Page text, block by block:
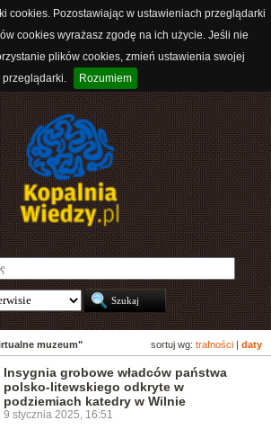
cookies. Pozostawiając w ustawieniach przeglądarki
cookies wyrażasz zgodę na ich użycie. Jeśli nie
plików cookies, zmień ustawienia swojej
przeglądarki.
Rozumiem
sortuj wg: trafności daty
muzeum"
Insygnia grobowe władców państwa
polsko-litewskiego odkryte w
podziemiach katedry w Wilnie
9 stycznia 2025, 16:51